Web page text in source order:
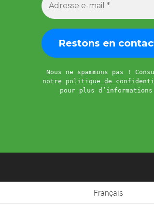
Nous ne spammons pas !
notre politique de
pour plus
Français